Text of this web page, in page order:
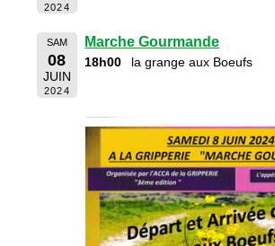
2024
SAM
08
JUIN
2024
Marche Gourmande
18h00 la grange aux Boeufs